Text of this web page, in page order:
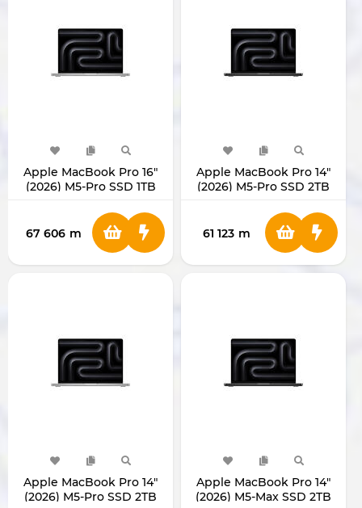
Apple MacBook Pro 16"
(2026) M5-Pro SSD 1TB
67 606 m
Apple MacBook Pro 14"
(2026) M5-Pro SSD 2TB
61 123 m
Apple MacBook Pro 14"
(2026) M5-Pro SSD 2TB
Apple MacBook Pro 14"
(2026) M5-Max SSD 2TB